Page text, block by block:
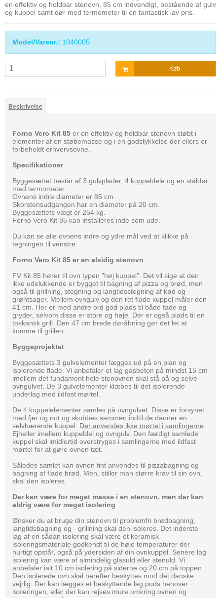
en effektiv og holdbar stenovn, 85 cm indvendigt, bestående af gulv
og kuppel samt dør med termometer til en fantastisk lav pris.
Model/Varenr.: 1040005
Køb
Beskrivelse
Forno Vero Kit 85 er en effektiv og holdbar stenovn støbt i
elementer af en støbemasse og i en godstykkelse der ellers er
forbeholdt erhvervsovne.
Specifikationer
Byggesættet består af 3 gulvplader, 4 kuppeldele og en ståldør
med termometer.
Ovnens indre diameter er 85 cm.
Skorstensudgangen har en diameter på 20 cm.
Byggesættets vægt er 254 kg.
Forno Vero Kit 85 kan installeres inde som ude.
Du kan se alle ovnens indre og ydre mål ved at klikke på
tegningen til venstre.
Forno Vero Kit 85 er en alsidig stenovn
FV Kit 85 hører til ovn typen "høj kuppel". Det vil sige at den
ikke udelukkende er bygget til bagning af pizza og brød, men
også til grillning, stegning og langtidsstegning af kød og
grøntsager. Mellem ovngulv og den ret flade kuppel måler den
41 cm. Her er med andre ord god plads til både fade og
gryder, selvom disse er store og høje. Der er også plads til en
toskansk grill. Den 47 cm brede døråbning gør det let at
komme til grillen.
Byggeprojektet
Byggesættets 3 gulvelementer lægges ud på en plan og
isolerende flade. Vi anbefaler et lag gasbeton på mindst 15 cm
imellem det fundament hele stenovnen skal stå på og selve
ovngulvet. De 3 gulvelementer klæbes til det isolerende
underlag med ildfast mørtel.
De 4 kuppelelementer samles på ovngulvet. Disse er forsynet
med fjer og not og skubbes sammen indtil de danner en
selvbærende kuppel. Der anvendes ikke mørtel i samlingerne
Ejheller imellem kuppeldel og ovngulv. Den færdigt samlede
kuppel skal imidlertid overstryges i samlingerne med ildfast
mørtel for at gøre ovnen tæt.
Således samlet kan ovnen fint anvendes til pizzabagning og
bagning af flade brød. Men, stiller man større krav til sin ovn,
skal den isoleres.
Der kan være for meget masse i en stenovn, men der kan
aldrig være for meget isolering
Ønsker du at bruge din stenovn til problemfri brødbagning,
langtidsbagning og - grillning skal den isoleres. Det inderste
lag af en sådan isolering skal være et keramisk
isoleringsmateriale godkendt til de høje temperaturer der
hurtigt opstår, også på ydersiden af din ovnkuppel. Senere lag
isolering kan være af almindelig glasuld eller stenuld. Vi
anbefaler ialt 10 cm isolering på siderne og 20 cm på toppen.
Den isolerede ovn skal herefter beskyttes mod det danske
vejrlig. Der kan lægges et beskyttende lag puds henover
isoleringen, eller der kan rejses mure omkring ovnen og